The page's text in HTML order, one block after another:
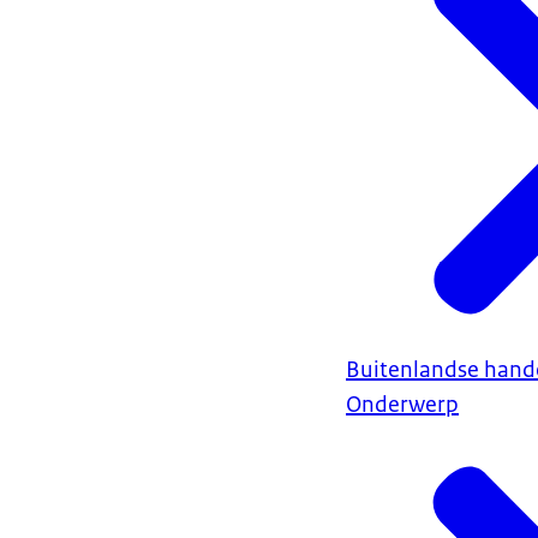
Buitenlandse
Onderwerp